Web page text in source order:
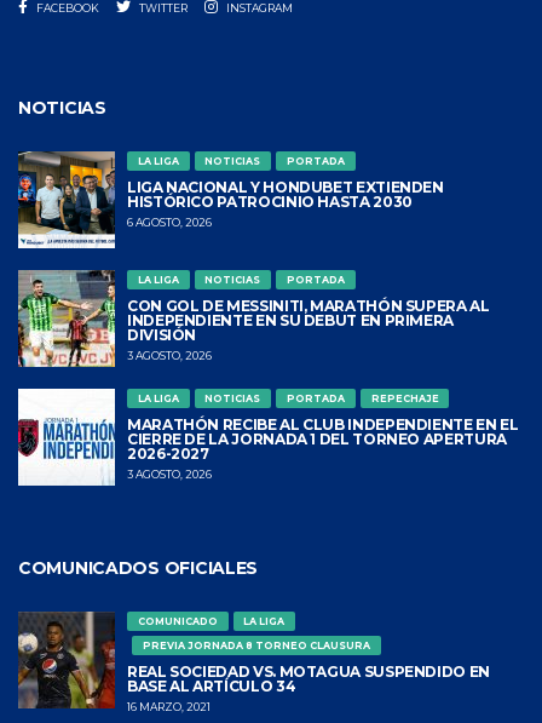
FACEBOOK TWITTER INSTAGRAM
NOTICIAS
LA LIGA NOTICIAS PORTADA
LIGA NACIONAL Y HONDUBET EXTIENDEN
HISTÓRICO PATROCINIO HASTA 2030
6 AGOSTO, 2026
LA LIGA NOTICIAS PORTADA
CON GOL DE MESSINITI, MARATHÓN SUPERA AL
INDEPENDIENTE EN SU DEBUT EN PRIMERA
DIVISIÓN
3 AGOSTO, 2026
LA LIGA NOTICIAS PORTADA REPECHAJE
MARATHÓN RECIBE AL CLUB INDEPENDIENTE EN EL
CIERRE DE LA JORNADA 1 DEL TORNEO APERTURA
2026-2027
3 AGOSTO, 2026
COMUNICADOS OFICIALES
COMUNICADO
LA LIGA
PREVIA JORNADA 8 TORNEO CLAUSURA
REAL SOCIEDAD VS. MOTAGUA SUSPENDIDO EN
BASE AL ARTÍCULO 34
16 MARZO, 2021